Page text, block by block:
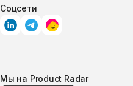
Соцсети
Мы на Product Radar